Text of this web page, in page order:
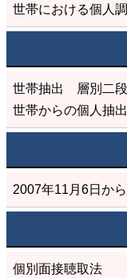
世帯における個人
世帯抽出 層別二
世帯からの個人抽
2007年11月6日か
個別面接聴取法